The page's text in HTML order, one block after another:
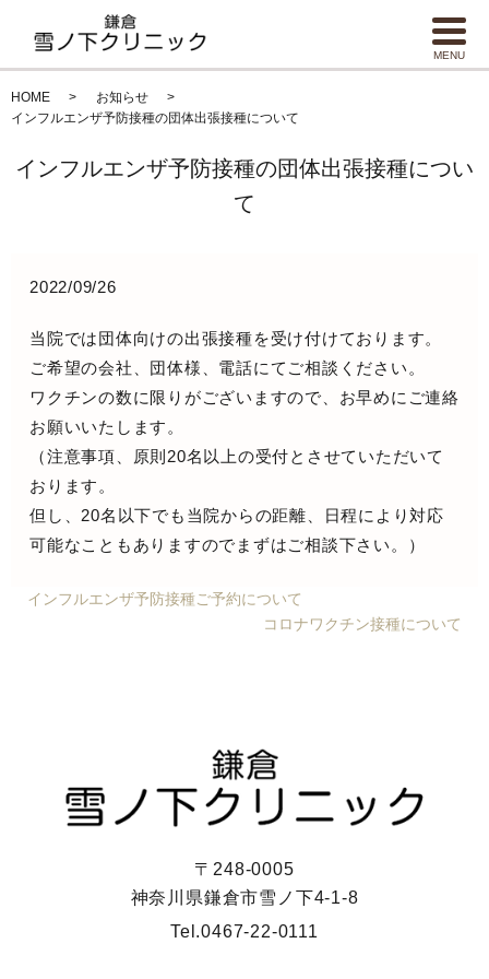
MENU
HOME
お知らせ
インフルエンザ予防接種の団体出張接種について
インフルエンザ予防接種の団体出張接種につい
て
2022/09/26
当院では団体向けの出張接種を受け付けております。
ご希望の会社、団体様、電話にてご相談ください。
ワクチンの数に限りがございますので、お早めにご連絡
お願いいたします。
（注意事項、原則20名以上の受付とさせていただいて
おります。
但し、20名以下でも当院からの距離、日程により対応
可能なこともありますのでまずはご相談下さい。）
インフルエンザ予防接種ご予約について
コロナワクチン接種について
〒248-0005
神奈川県鎌倉市雪ノ下4-1-8
Tel.0467-22-0111